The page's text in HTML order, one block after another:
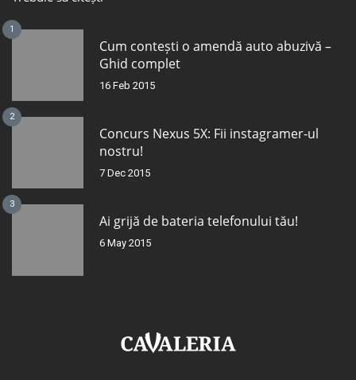
1
Cum contești o amendă auto abuzivă –
Ghid complet
16 Feb 2015
2
Concurs Nexus 5X: Fii instagramer-ul
nostru!
7 Dec 2015
3
Ai grijă de bateria telefonului tău!
6 May 2015